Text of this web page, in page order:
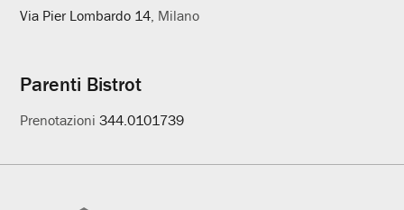
Via Pier Lombardo 14, Milano
Parenti Bistrot
Prenotazioni344.0101739